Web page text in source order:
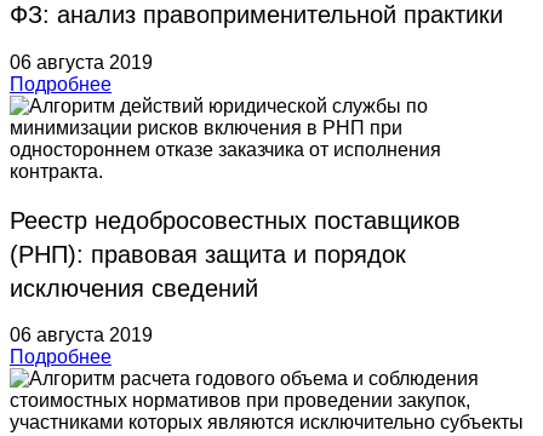
ФЗ: анализ правоприменительной практики
06 августа 2019
Подробнее
Реестр недобросовестных поставщиков
(РНП): правовая защита и порядок
исключения сведений
06 августа 2019
Подробнее